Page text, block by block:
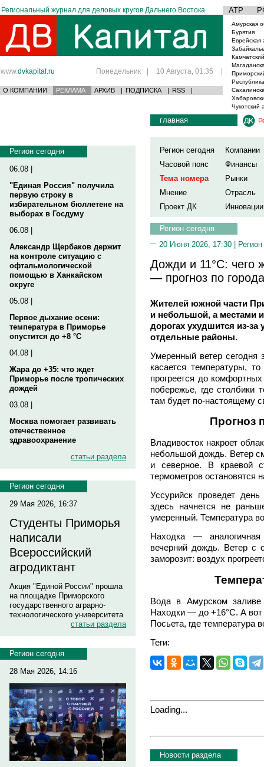
Региональный журнал для деловых кругов Дальнего Востока АТР
www.dvkapital.ru Понедельник | 10 Августа, 01:35 |
О КОМПАНИИ РЕКЛАМА АРХИВ | ПОДПИСКА | RSS |
Амурская
Бурятия
Еврейская
Чукотский
Регион сегодня
06.08 |
"Единая Россия" получила
первую строку в
избирательном бюллетене на
выборах в Госдуму
06.08 |
Александр Щербаков держит
на контроле ситуацию с
офтальмологической
помощью в Ханкайском
округе
05.08 |
Первое дыхание осени:
температура в Приморье
опустится до +8 °C
04.08 |
Жара до +35: что ждет
Приморье после тропических
дождей
03.08 |
Москва помогает развивать
отечественное
здравоохранение
статьи раздела
Регион сегодня
29 Мая 2026, 16:37
Студенты Приморья
написали
Всероссийский
агродиктант
Акция "Единой России" прошла
на площадке Приморского
государственного аграрно-
технологического университета
статьи раздела
Регион сегодня
28 Мая 2026, 14:16
главная
Регион сегодня
Компании
Часовой пояс
Финансы
Тема номера
Рынки
Мнение
Отрасль
Проект ДК
Инновации
Регион сегодня
20 Июня 2026, 17:30 |
Дожди и 11°C: чего
— прогноз по
Жителей южной части
и небольшой, а местами
дорогах ухудшится из-за
отдельные районы.
Умеренный ветер сегодня
касается температуры,
прогреется до
побережье, где столбики
там будет по-настоящему
Прогноз
Владивосток накроет
небольшой дождь. Ветер
и северное. В краевой
термометров остановятся
Уссурийск проведет
здесь начнется не
умеренный. Температура
Находка —
вечерний дождь. Ветер с
заморозит: воздух
Вода в Амурском заливе
Находки — до +16°C. А
Посьета, где температура
Теги:
Loading...
Новости раздела